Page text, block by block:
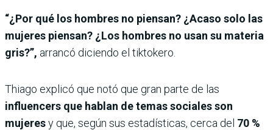
“¿Por qué los hombres no piensan? ¿Acaso solo las
mujeres piensan? ¿Los hombres no usan su materia
gris?”, arrancó diciendo el tiktokero.
Thiago explicó que notó que gran parte de las
influencers que hablan de temas sociales son
mujeresy que, según sus estadísticas, cerca del 70 %